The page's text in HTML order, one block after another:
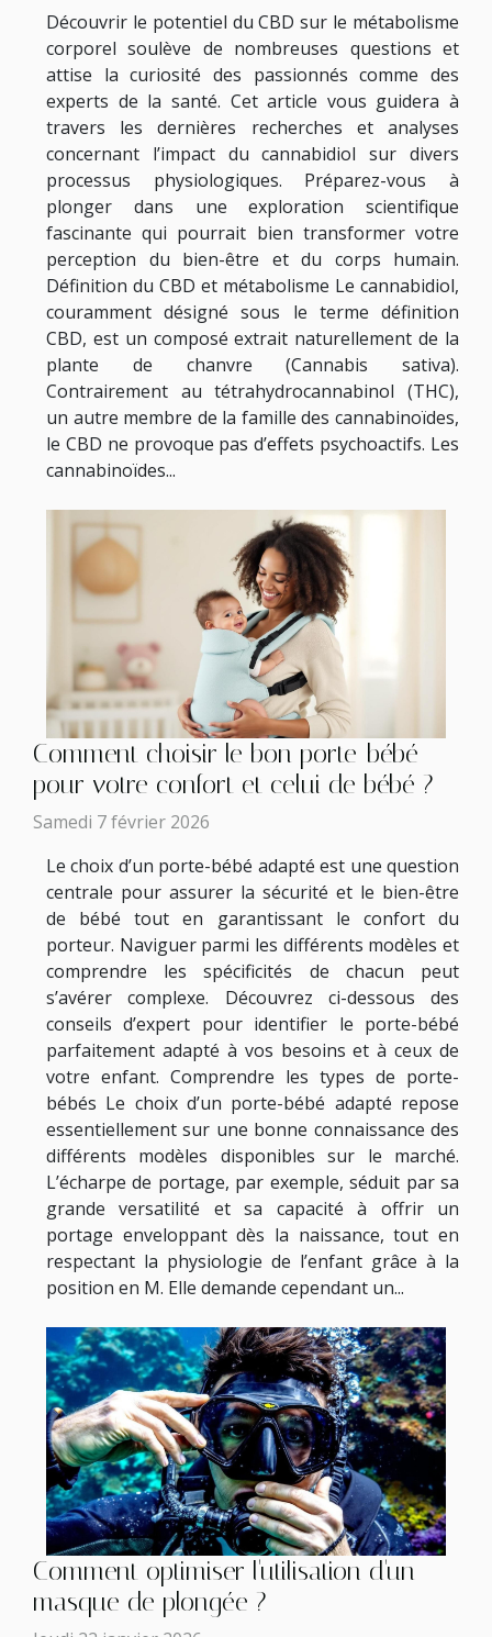
Découvrir le potentiel du CBD sur le métabolisme
corporel soulève de nombreuses questions et
attise la curiosité des passionnés comme des
experts de la santé. Cet article vous guidera à
travers les dernières recherches et analyses
concernant l’impact du cannabidiol sur divers
processus physiologiques. Préparez-vous à
plonger dans une exploration scientifique
fascinante qui pourrait bien transformer votre
perception du bien-être et du corps humain.
Définition du CBD et métabolisme Le cannabidiol,
couramment désigné sous le terme définition
CBD, est un composé extrait naturellement de la
plante de chanvre (Cannabis sativa).
Contrairement au tétrahydrocannabinol (THC),
un autre membre de la famille des cannabinoïdes,
le CBD ne provoque pas d’effets psychoactifs. Les
cannabinoïdes...
Comment choisir le bon porte-bébé
pour votre confort et celui de bébé ?
Samedi 7 février 2026
Le choix d’un porte-bébé adapté est une question
centrale pour assurer la sécurité et le bien-être
de bébé tout en garantissant le confort du
porteur. Naviguer parmi les différents modèles et
comprendre les spécificités de chacun peut
s’avérer complexe. Découvrez ci-dessous des
conseils d’expert pour identifier le porte-bébé
parfaitement adapté à vos besoins et à ceux de
votre enfant. Comprendre les types de porte-
bébés Le choix d’un porte-bébé adapté repose
essentiellement sur une bonne connaissance des
différents modèles disponibles sur le marché.
L’écharpe de portage, par exemple, séduit par sa
grande versatilité et sa capacité à offrir un
portage enveloppant dès la naissance, tout en
respectant la physiologie de l’enfant grâce à la
position en M. Elle demande cependant un...
Comment optimiser l'utilisation d'un
masque de plongée ?